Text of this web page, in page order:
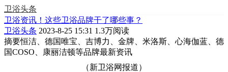
卫浴头条
卫浴资讯！这些卫浴品牌干了哪些事？
卫浴头条 2023-8-25 15:31 1.3万阅读
摘要恒洁、德国唯宝、吉博力、金牌、米洛斯、心海伽蓝、德
国COSO、康丽洁顿等品牌最新资讯
（新卫浴网报道）